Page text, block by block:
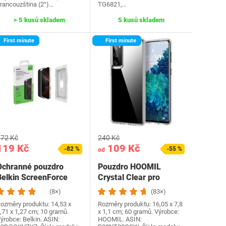
(2°)…
> 5 kusů skladem
TG6821,…
5 kusů skladem
First minute
Kč
Kč
-82 %
pouzdro
ScreenForce
pro
(8×)
produktu: 14,53 x
x 1,27 cm; 10 gramů.
Belkin. ASIN:
First minute
od 109 Kč
240 Kč
-55 %
Pouzdro HOOMIL
Crystal Clear pro
Samsung Galaxy S20
FE…
(83×)
Rozměry produktu: 16,05 x 7,8
x 1,1 cm; 60 gramů. Výrobce:
HOOMIL. ASIN: